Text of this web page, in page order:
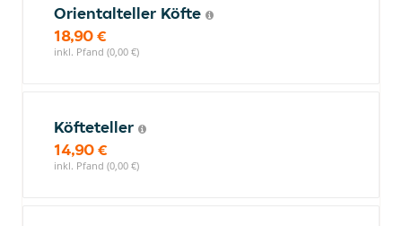
Orientalteller Köfte
18,90 €
inkl. Pfand (0,00 €)
Köfteteller
14,90 €
inkl. Pfand (0,00 €)